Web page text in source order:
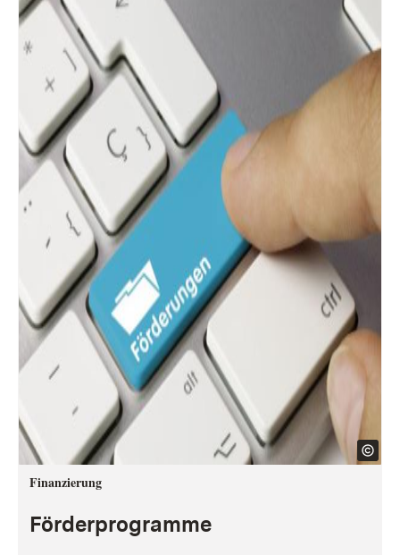
Finanzierung
Förderprogramme